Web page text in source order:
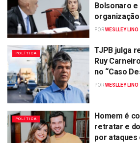
Bolsonaro
PORWESLLEY LINO
POLÍTICA
TJPB julga
Ruy
no “Caso
PORWESLLEY LINO
POLÍTICA
Homem é
retratar e
por